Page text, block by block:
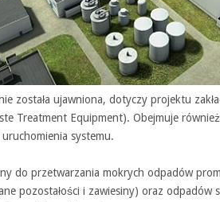
została ujawniona, dotyczy projektu
Treatment Equipment). Obejmuje
systemu.
do przetwarzania mokrych odpadów
pozostałości i zawiesiny) oraz